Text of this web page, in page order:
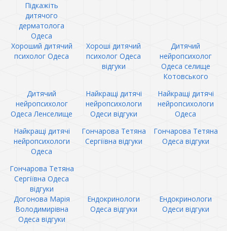
Підкажіть
дитячого
дерматолога
Одеса
Хороший дитячий
психолог Одеса
Хороші дитячий
психолог Одеса
відгуки
Дитячий
нейропсихолог
Одеса селище
Котовського
Дитячий
нейропсихолог
Одеса Ленселище
Найкращі дитячі
нейропсихологи
Одеси відгуки
Найкращі дитячі
нейропсихологи
Одеса
Найкращі дитячі
нейропсихологи
Одеса
Гончарова Тетяна
Сергіївна відгуки
Гончарова Тетяна
Одеса відгуки
Гончарова Тетяна
Сергіївна Одеса
відгуки
Догонова Марія
Володимирівна
Одеса відгуки
Ендокринологи
Одеса відгуки
Ендокринологи
Одеси відгуки